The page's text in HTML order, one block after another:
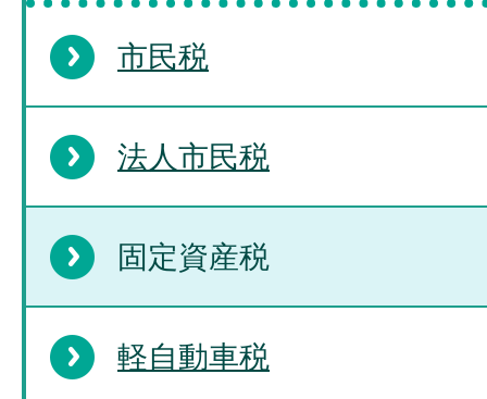
市民税
法人市民税
固定資産税
軽自動車税